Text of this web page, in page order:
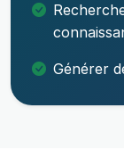
Générer